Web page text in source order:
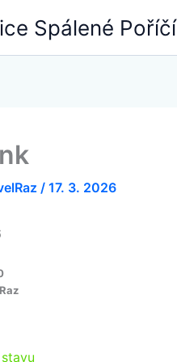
Spálené Poříčí
/ 17. 3. 2026